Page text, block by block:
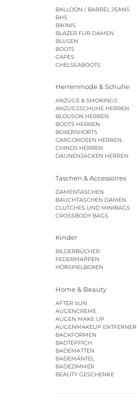
BALLOON / BARREL JEANS
BHS
BIKINIS
BLAZER FÜR DAMEN
BLUSEN
BOOTS
CAPES
CHELSEABOOTS
Herrenmode & Schuhe
ANZÜGE & SMOKINGS
ANZUGSSCHUHE HERREN
BLOUSON HERREN
BOOTS HERREN
BOXERSHORTS
CARGOHOSEN HERREN
CHINOS HERREN
DAUNENJACKEN HERREN
Taschen & Accessoires
DAMENTASCHEN
BAUCHTASCHEN DAMEN
CLUTCHES UND MINIBAGS
CROSSBODY BAGS
Kinder
BILDERBÜCHER
FEDERMAPPEN
HÖRSPIELBOXEN
Home & Beauty
AFTER SUN
AUGENCREME
AUGEN MAKE UP
AUGENMAKEUP ENTFERNER
BACKFORMEN
BADTEPPICH
BADEMATTEN
BADEMÄNTEL
BADEZIMMER
BEAUTY GESCHENKE